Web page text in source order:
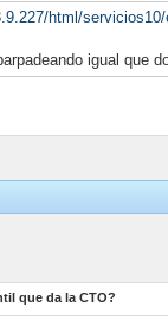
html/
igual que
que da la CTO?